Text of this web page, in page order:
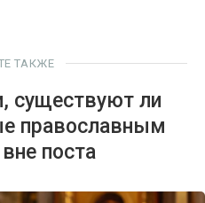
ТАКЖЕ
существуют ли
православным
поста